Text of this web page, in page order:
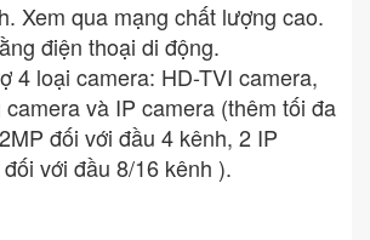
Xem qua mạng chất lượng cao.
điện thoại di động.
4 loại camera: HD-TVI camera,
và IP camera (thêm tối đa
đối với đầu 4 kênh, 2 IP
với đầu 8/16 kênh ).